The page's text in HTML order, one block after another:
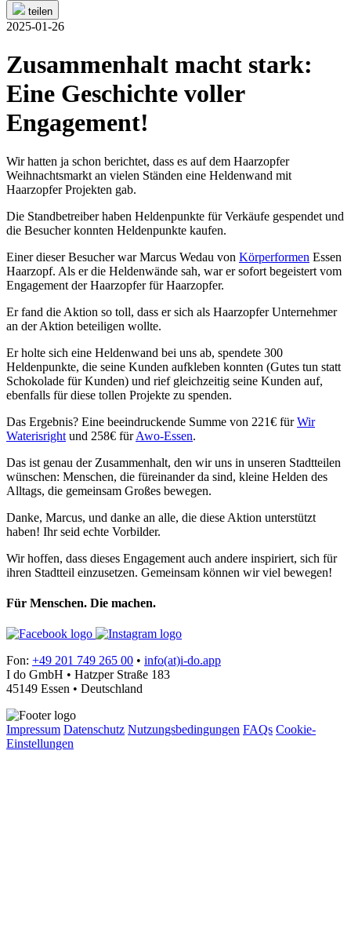
teilen
2025-01-26
Zusammenhalt macht stark:
Eine Geschichte voller
Engagement!
Wir hatten ja schon berichtet, dass es auf dem Haarzopfer
Weihnachtsmarkt an vielen Ständen eine Heldenwand mit
Haarzopfer Projekten gab.
Die Standbetreiber haben Heldenpunkte für Verkäufe gespendet und
die Besucher konnten Heldenpunkte kaufen.
Einer dieser Besucher war Marcus Wedau von Körperformen Essen
Haarzopf. Als er die Heldenwände sah, war er sofort begeistert vom
Engagement der Haarzopfer für Haarzopfer.
Er fand die Aktion so toll, dass er sich als Haarzopfer Unternehmer
an der Aktion beteiligen wollte.
Er holte sich eine Heldenwand bei uns ab, spendete 300
Heldenpunkte, die seine Kunden aufkleben konnten (Gutes tun statt
Schokolade für Kunden) und rief gleichzeitig seine Kunden auf,
ebenfalls für diese tollen Projekte zu spenden.
Das Ergebnis? Eine beeindruckende Summe von 221€ fürWir
Waterisright und 258€ fürAwo-Essen.
Das ist genau der Zusammenhalt, den wir uns in unseren Stadtteilen
wünschen: Menschen, die füreinander da sind, kleine Helden des
Alltags, die gemeinsam Großes bewegen.
Danke, Marcus, und danke an alle, die diese Aktion unterstützt
haben! Ihr seid echte Vorbilder.
Wir hoffen, dass dieses Engagement auch andere inspiriert, sich für
ihren Stadtteil einzusetzen. Gemeinsam können wir viel bewegen!
Für Menschen. Die machen.
Fon: +49 201 749 265 00 • info(at)i-do.app
I do GmbH • Hatzper Straße 183
45149 Essen • Deutschland
Impressum Datenschutz Nutzungsbedingungen FAQs Cookie-
Einstellungen